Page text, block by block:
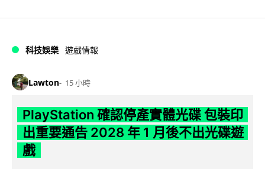
科技娛樂 遊戲情報
Lawton 15 小時
PlayStation 確認停產實體光碟 包裝印
出重要通告 2028 年 1 月後不出光碟遊
戲